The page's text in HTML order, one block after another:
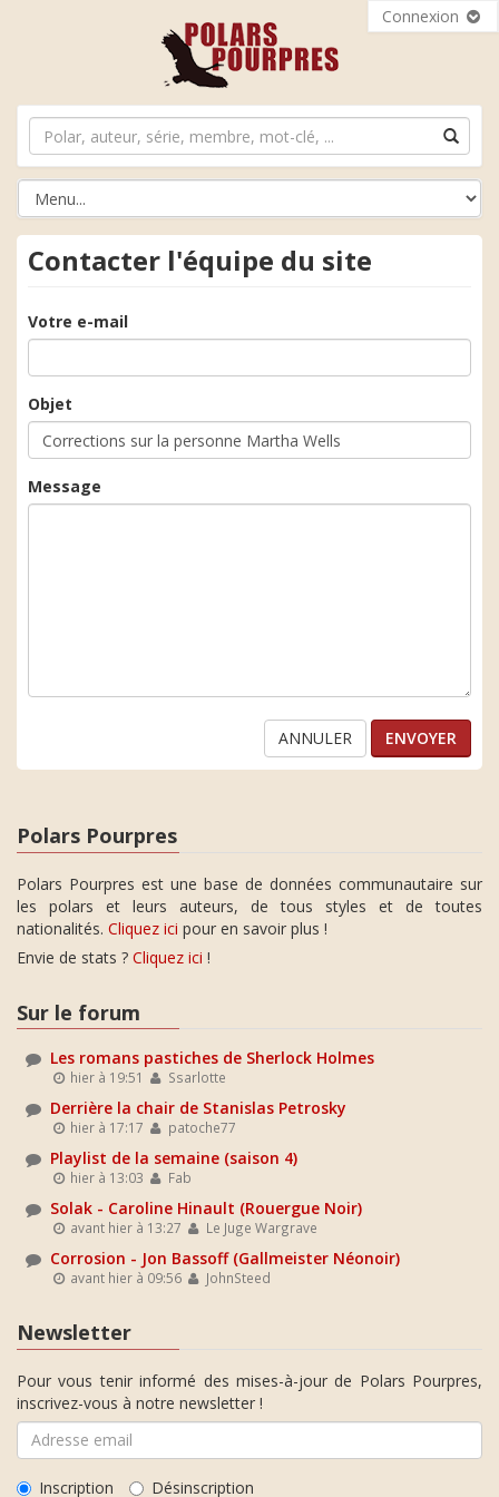
Connexion
Contacter l'équipe du site
Votre e-mail
Objet
Message
ANNULER
Polars Pourpres
Polars Pourpres est une base de données communautaire sur
les polars et leurs auteurs, de tous styles et de toutes
nationalités. Cliquez ici pour en savoir plus !
Envie de stats ? Cliquez ici !
Sur le forum
Les romans pastiches de Sherlock Holmes
hier à 19:51 Ssarlotte
Derrière la chair de Stanislas Petrosky
hier à 17:17 patoche77
Playlist de la semaine (saison 4)
hier à 13:03 Fab
Solak - Caroline Hinault (Rouergue Noir)
avant hier à 13:27 Le Juge Wargrave
Corrosion - Jon Bassoff (Gallmeister Néonoir)
avant hier à 09:56 JohnSteed
Newsletter
Pour vous tenir informé des mises-à-jour de Polars Pourpres,
inscrivez-vous à notre newsletter !
Inscription Désinscription